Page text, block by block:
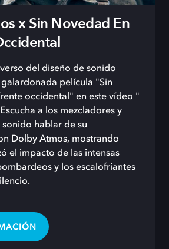
x Sin Novedad En
del diseño de sonido
película "Sin
occidental" en este vídeo "
a los mezcladores y
hablar de su
Dolby Atmos, mostrando
el impacto de las intensas
y los escalofriantes